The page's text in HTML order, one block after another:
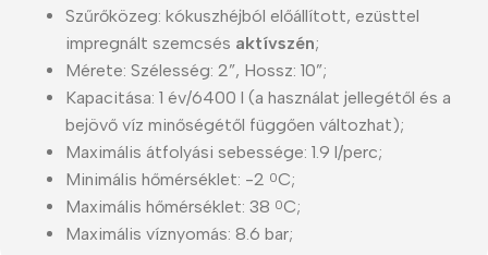
Szűrőközeg: kókuszhéjból előállított, ezüsttel
impregnált szemcsés aktívszén;
Mérete: Szélesség: 2”, Hossz: 10”;
Kapacitása: 1 év/6400 l (a használat jellegétől és a
bejövő víz minőségétől függően változhat);
Maximális átfolyási sebessége: 1.9 l/perc;
Minimális hőmérséklet: -2 0C;
Maximális hőmérséklet: 38 0C;
Maximális víznyomás: 8.6 bar;